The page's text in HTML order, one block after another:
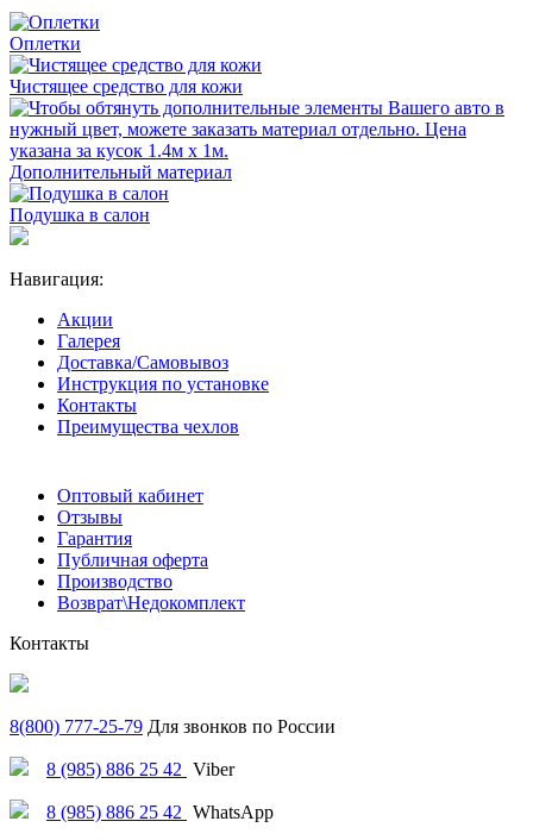
Оплетки
Чистящее средство для кожи
Дополнительный материал
Подушка в салон
Навигация:
Акции
Галерея
Доставка/Самовывоз
Инструкция по установке
Контакты
Преимущества чехлов
Оптовый кабинет
Отзывы
Гарантия
Публичная оферта
Производство
Возврат\Недокомплект
Контакты
8(800) 777-25-79 Для звонков по России
8 (985) 886 25 42 Viber
8 (985) 886 25 42 WhatsApp